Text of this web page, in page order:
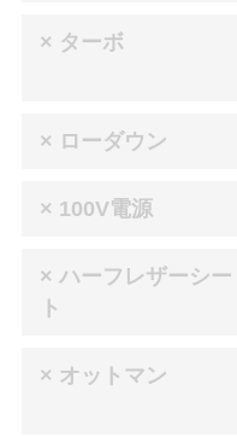
× ターボ
× ローダウン
× 100V電源
× ハーフレザーシー
ト
× オットマン